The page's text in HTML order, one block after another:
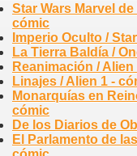
Star Wars Marvel
cómic
Imperio Oculto /
La Tierra Baldía /
Reanimación /
Linajes / Alien 1 -
Monarquías en
cómic
De los Diarios de
El Parlamento de